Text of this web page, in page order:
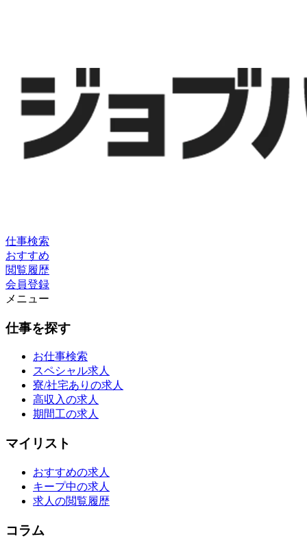
仕事検索
おすすめ
閲覧履歴
会員登録
メニュー
仕事を探す
お仕事検索
スペシャル求人
寮/社宅ありの求人
高収入の求人
期間工の求人
マイリスト
おすすめの求人
キープ中の求人
求人の閲覧履歴
コラム